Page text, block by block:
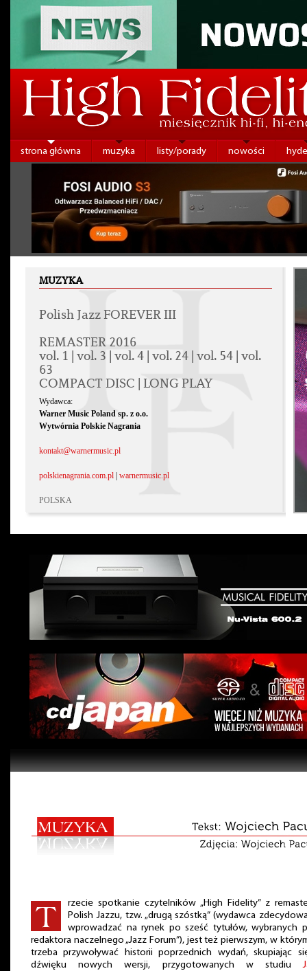
strona główna muzyka listy/porady nowości
MUZYKA
Polish Jazz FOREVER III
REMASTER 2016
vol. 1 | vol. 3 | vol. 4 | vol. 24 | vol. 54 | vol.
63
COMPACT DISC | LONG PLAY
Wydawca:
Warner Music Poland sp. z o.o.
Wytwórnia Polskie Nagrania
kontakt@warnermusic.pl
polskienagrania.com.pl warnermusic.pl
POLSKA
rzecie spotkanie czytelników „High Fidelity” z
Polish Jazzu, tzw. „drugą szóstką” (wydawca
wprowadzać na rynek po sześć tytułów, wybranych
redaktora naczelnego „Jazz Forum”), jest też pierwszym, w
trzeba przywoływać historii poprzednich wydań, skupiając
dźwięku nowych wersji, przygotowanych w studiu